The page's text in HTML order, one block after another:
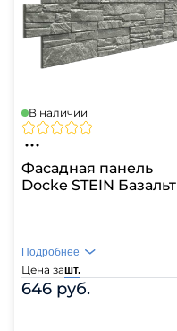
В наличии
Фасадная панель
Docke STEIN Базальт
Цена зашт.
646 руб.
Подробнее